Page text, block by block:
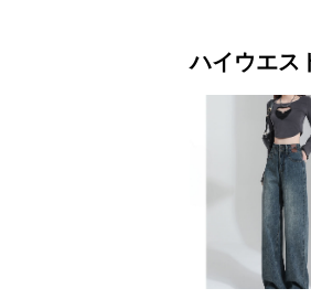
ハイウエス